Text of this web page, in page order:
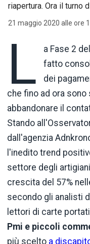
riapertura. Ora il turno
21 maggio 2020 alle ore
L
a Fase 2
fatto
dei
che fino ad ora
abbandonare il
Stando
dall'agenzia
l'inedito trend
settore degli
crescita del 57%
secondo gli analisti
lettori di carte
Pmi e piccoli
più scelto a